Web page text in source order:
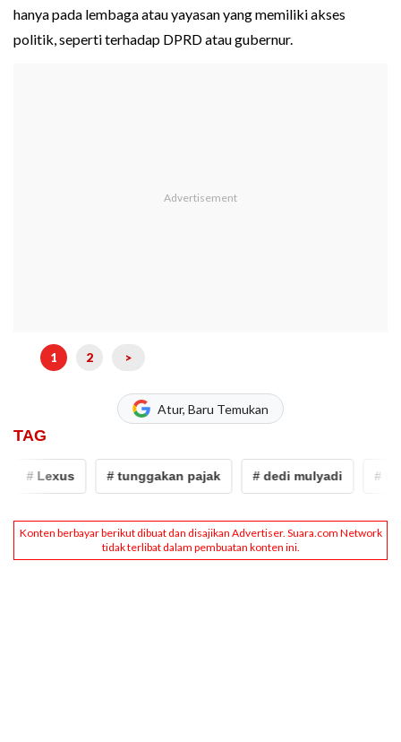
hanya pada lembaga atau yayasan yang memiliki akses
politik, seperti terhadap DPRD atau gubernur.
1 2 >
Atur, Baru Temukan
TAG
# Lexus # tunggakan pajak # dedi mulyadi #